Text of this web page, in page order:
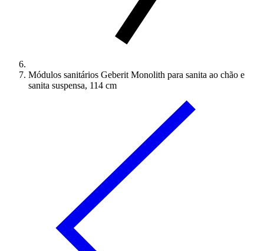
Módulos sanitários Geberit Monolith para sanita ao chão e
sanita suspensa, 114 cm